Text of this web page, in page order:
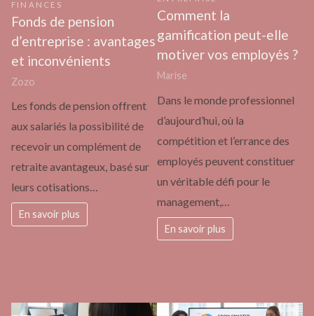
FINANCES
Fonds de pension
d’entreprise : avantages
et inconvénients
Zozo
Les fonds de pension offrent
aux salariés la possibilité de
recevoir un complément de
retraite avantageux, basé sur
leurs cotisations…
En savoir plus
Comment la
gamification peut-elle
motiver vos employés ?
Marise
Dans le monde professionnel
d’aujourd’hui, où la
compétition et l’errance des
employés peuvent constituer
un véritable défi pour le
management,…
En savoir plus